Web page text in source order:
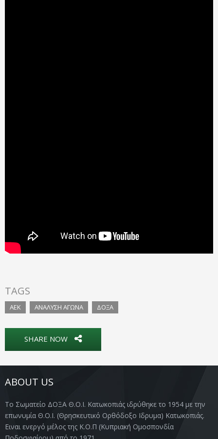
TAGS
ΑΕΚ ΑΝΑΛΥΣΗ ΑΓΩΝΑ ΔΟΞΑ
SHARE NOW
ABOUT US
Το Σωματείο ΔΟΞΑ Θ.Ο.Ι. Κατωκοπιάς ιδρύθηκε το 1954 με την
επωνυμία Θ.Ο.Ι. (Θρησκευτικό Ορθόδοξο Ιδρυμα) Κατωκοπιάς.
Ειναι ενεργό μέλος της Κ.Ο.Π (Κυπριακή Ομοσπονδία